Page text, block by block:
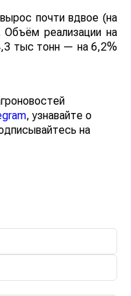
почти вдвое (на
реализации на
тыс тонн — на 6,2%
, узнавайте о
на